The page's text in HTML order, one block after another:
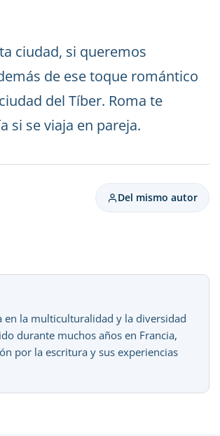
ciudad, si queremos
de ese toque romántico
del Tíber. Roma te
si se viaja en pareja.
Del mismo autor
en la multiculturalidad y la diversidad
durante muchos años en Francia,
por la escritura y sus experiencias